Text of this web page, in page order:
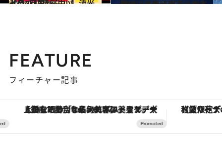
2026.7.29
【月2回更新 占い】流光七奈の12星座占い
占い 2020.11.16
心理占星術研究家・岡本翔子による心理占星術入門
ライフスタイル
FEATURE
フィーチャー記事
【銀座で出合う最旬美容】美髪ケアや上質な眠り…セルフケアのアップデートから、特別な名入れギフトまで。大人のための「ReFa GINZA」クルーズ 【夏限定ディナーコース】旬を